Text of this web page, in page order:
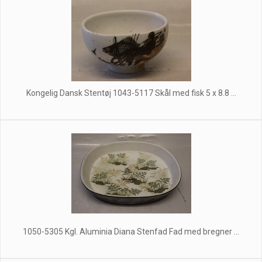
Kongelig Dansk Stentøj 1043-5117 Skål med fisk 5 x 8.8 ...
1050-5305 Kgl. Aluminia Diana Stenfad Fad med bregner ...